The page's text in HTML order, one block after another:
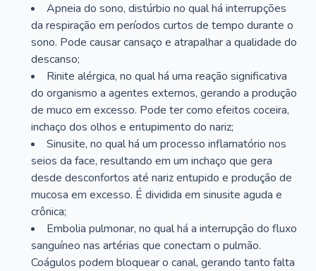
Apneia do sono, distúrbio no qual há interrupções
da respiração em períodos curtos de tempo durante o
sono. Pode causar cansaço e atrapalhar a qualidade do
descanso;
Rinite alérgica, no qual há uma reação significativa
do organismo a agentes externos, gerando a produção
de muco em excesso. Pode ter como efeitos coceira,
inchaço dos olhos e entupimento do nariz;
Sinusite, no qual há um processo inflamatório nos
seios da face, resultando em um inchaço que gera
desde desconfortos até nariz entupido e produção de
mucosa em excesso. É dividida em sinusite aguda e
crônica;
Embolia pulmonar, no qual há a interrupção do fluxo
sanguíneo nas artérias que conectam o pulmão.
Coágulos podem bloquear o canal, gerando tanto falta